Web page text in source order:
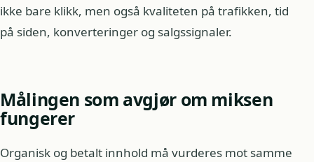
ikke bare klikk, men også kvaliteten på trafikken, tid
på siden, konverteringer og salgssignaler.
Målingen som avgjør om miksen
fungerer
Organisk og betalt innhold må vurderes mot samme